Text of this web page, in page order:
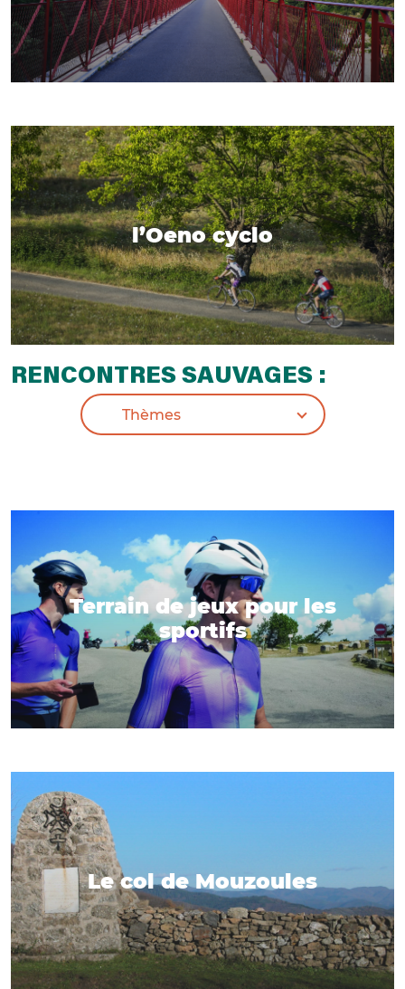
l’Oeno cyclo
RENCONTRES SAUVAGES :
Terrain de jeux pour les
sportifs
Le col de Mouzoules